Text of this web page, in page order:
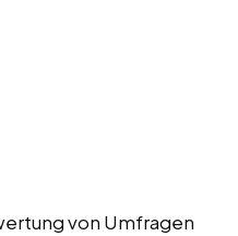
von Umfragen